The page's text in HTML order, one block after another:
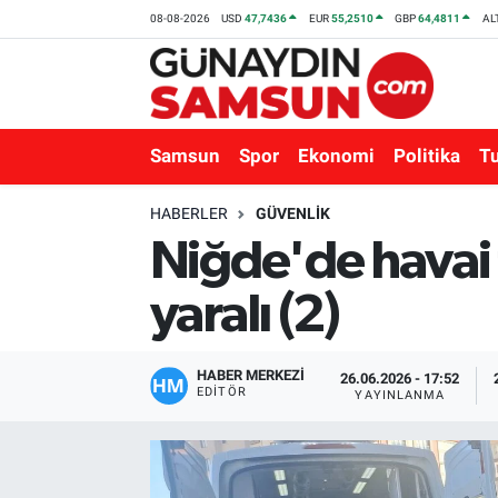
08-08-2026 USD47,7436 EUR55,2510 GBP64,4811
Samsun Spor Ekonomi Politika
HABERLER GÜVENLIK
Niğde'de havai
yaralı (2)
HABER MERKEZİ
EDITÖR
26.06.2026 - 17:52
YAYINLANMA
Nöbetçi Eczaneler
Süper Lig Puan Durumu ve Fikstür
Tüm Manşetler
Son Dakika Haberleri